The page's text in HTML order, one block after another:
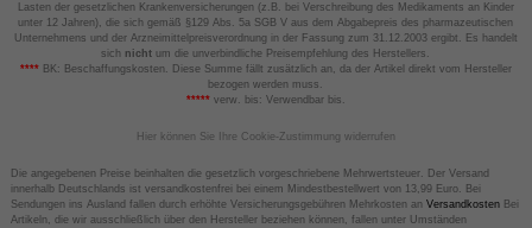
Lasten der gesetzlichen Krankenversicherungen (z.B. bei Verschreibung des Medikaments an Kinder
unter 12 Jahren), die sich gemäß §129 Abs. 5a SGB V aus dem Abgabepreis des pharmazeutischen
Unternehmens und der Arzneimittelpreisverordnung in der Fassung zum 31.12.2003 ergibt. Es handelt
sich nicht um die unverbindliche Preisempfehlung des Herstellers.
****BK: Beschaffungskosten. Diese Summe fällt zusätzlich an, da der Artikel direkt vom Hersteller
bezogen werden muss.
*****verw. bis: Verwendbar bis.
Hier können Sie Ihre Cookie-Zustimmung widerrufen
Die angegebenen Preise beinhalten die gesetzlich vorgeschriebene Mehrwertsteuer. Der Versand
innerhalb Deutschlands ist versandkostenfrei bei einem Mindestbestellwert von 13,99 Euro. Bei
Sendungen ins Ausland fallen durch erhöhte Versicherungsgebühren Mehrkosten an VersandkostenBei
Artikeln, die wir ausschließlich über den Hersteller beziehen können, fallen unter Umständen